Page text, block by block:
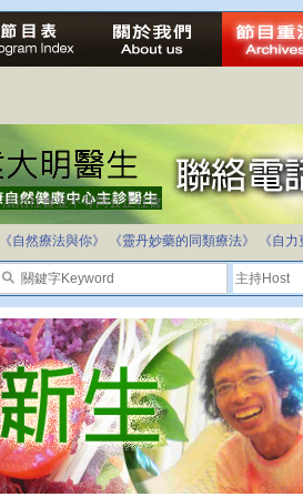
法治社會並不等同公正社會
自家教育合法化-推動多元化教育，全民學卷制
《自然療法與你》 《靈丹妙藥的同類療法》 《自力